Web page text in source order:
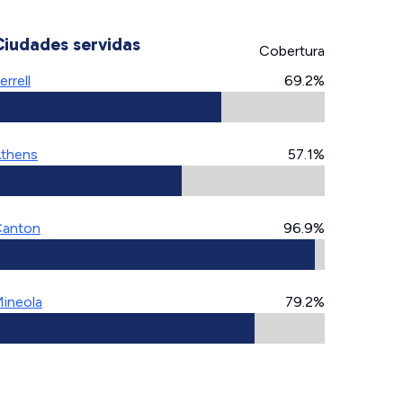
servidas
Cobertura
69.2%
57.1%
96.9%
79.2%